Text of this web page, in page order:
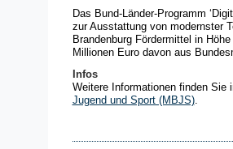
Das Bund-Länder-Programm
zur Ausstattung von modernster
Brandenburg Fördermittel in
Millionen Euro davon aus
Infos
Weitere Informationen finden Sie
Jugend und Sport (MBJS).